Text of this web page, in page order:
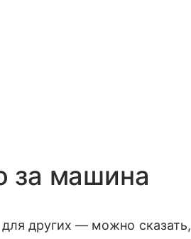
за машина
других — можно сказать,